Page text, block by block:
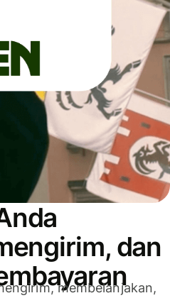
dan
membelanjakan,